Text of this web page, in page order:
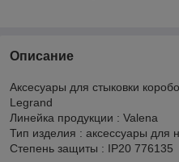
Описание
Аксесуары для стыковки
Legrand
Линейка продукции : Valena
Тип изделия : аксессуары для
Степень защиты : IP20 776135